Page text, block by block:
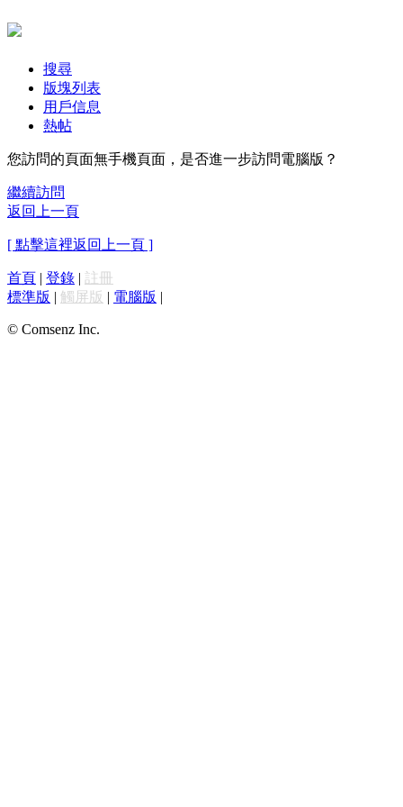
搜尋
版塊列表
用戶信息
熱帖
您訪問的頁面無手機頁面，是否進一步訪問電腦版？
繼續訪問
返回上一頁
[ 點擊這裡返回上一頁 ]
首頁 | 登錄 | 註冊
標準版 | 觸屏版 | 電腦版 |
© Comsenz Inc.